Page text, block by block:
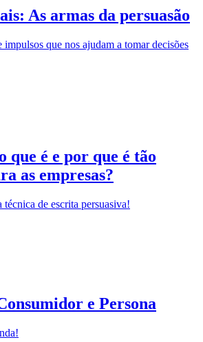
As armas da persuasão
impulsos que nos ajudam a tomar decisões
é e por que é tão
as empresas?
técnica de escrita persuasiva!
e Persona